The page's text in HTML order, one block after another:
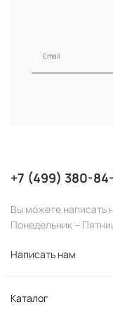
Каталог
+7 (499) 380-
Вы можете написать
Понедельник –
Написать нам